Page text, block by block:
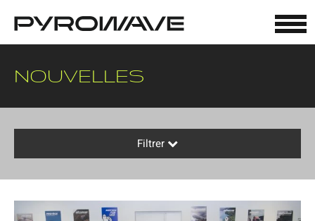
NOUVELLES
Filtrer